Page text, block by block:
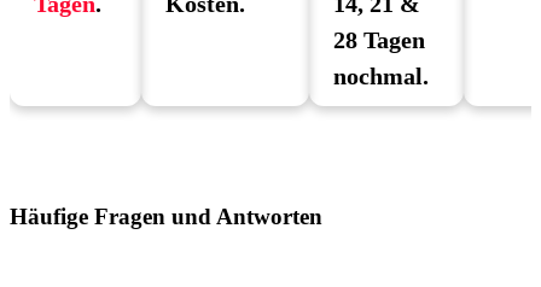
28 Tagen
nochmal.
Häufige Fragen und Antworten